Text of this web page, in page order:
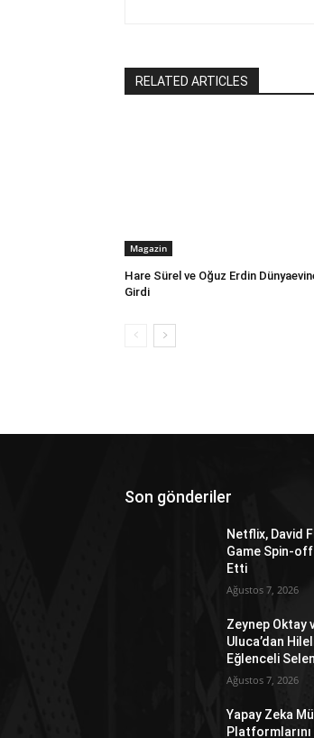
RELATED ARTICLES
Magazin
Hare Sürel ve Oğuz Erdin
Girdi
Son gönderiler
Netflix, David
Game Spin-
Etti
Ağustos 7, 2026
Zeynep Oktay
Uluca’dan
Eğlenceli
Ağustos 7, 2026
Yapay Zeka